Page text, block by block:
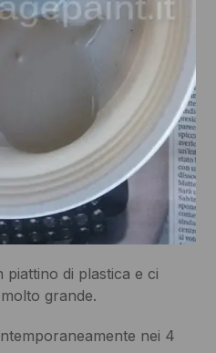
piattino di plastica e ci
grande.
nei 4